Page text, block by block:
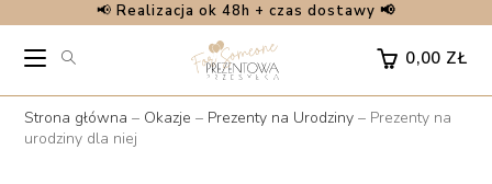
content
📢 Realizacja ok 48h + czas dostawy 📢
0,00 ZŁ
Strona główna – Okazje – Prezenty na Urodziny – Prezenty na
urodziny dla niej